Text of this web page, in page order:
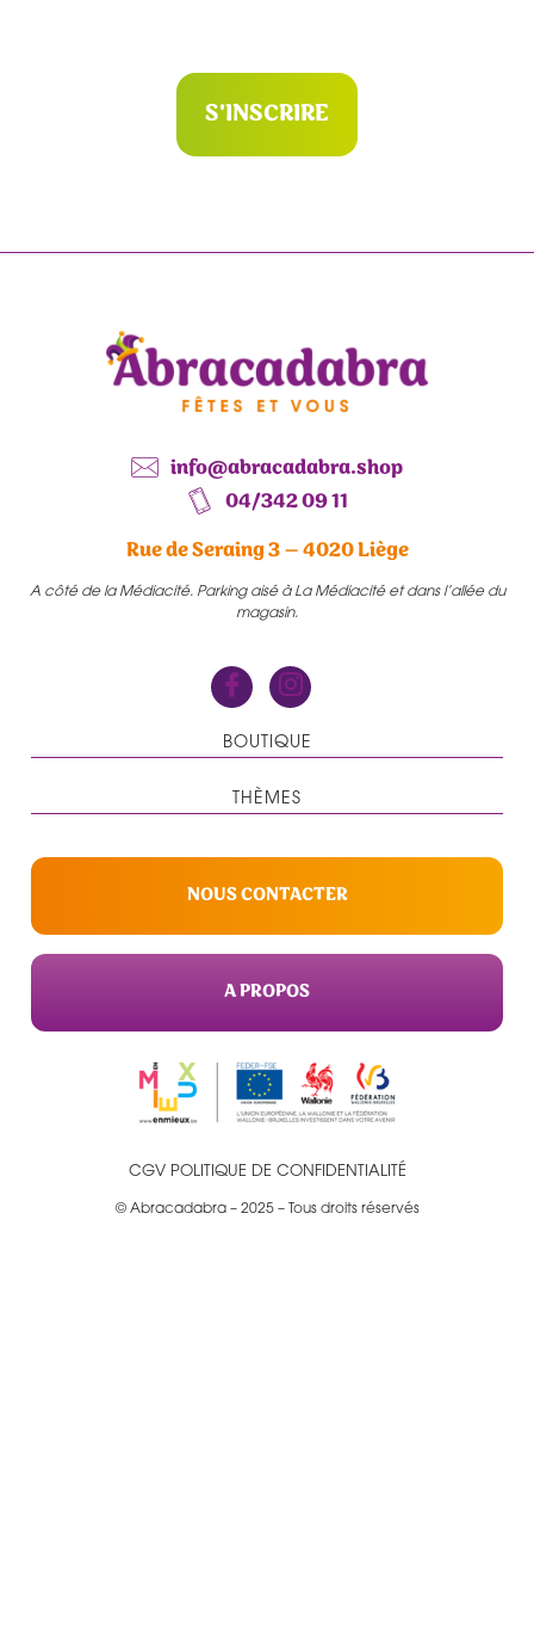
S'INSCRIRE
info@abracadabra.shop
04/342 09 11
Rue de Seraing 3 – 4020 Liège
A côté de la Médiacité. Parking aisé à La Médiacité et dans l’allée du
magasin.
BOUTIQUE
THÈMES
NOUS CONTACTER
A PROPOS
CGV POLITIQUE DE CONFIDENTIALITÉ
© Abracadabra – 2025 – Tous droits réservés